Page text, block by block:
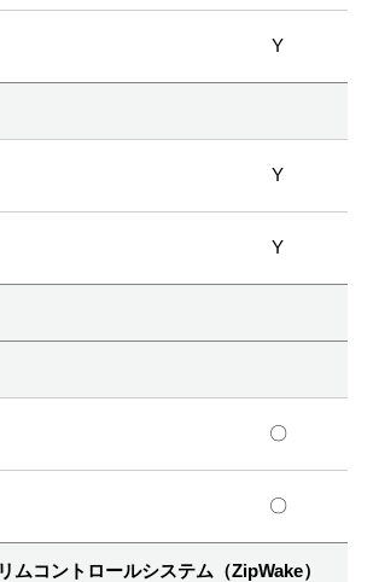
Y
Y
Y
〇
〇
ムコントロールシステム（ZipWake）